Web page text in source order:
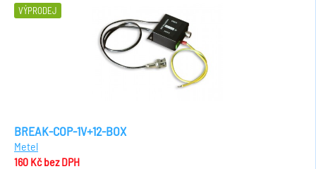
VÝPRODEJ
BREAK-COP-1V+12-BOX
Metel
160 Kčbez DPH